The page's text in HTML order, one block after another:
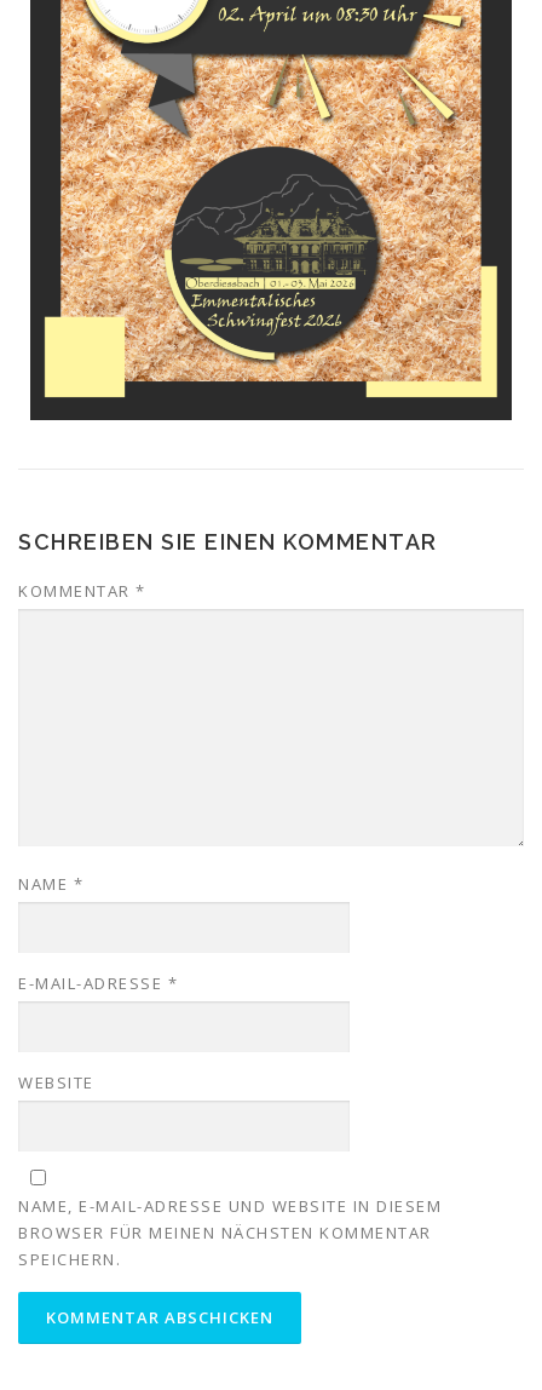
SCHREIBEN SIE EINEN KOMMENTAR
KOMMENTAR *
NAME *
E-MAIL-ADRESSE *
WEBSITE
NAME, E-MAIL-ADRESSE UND WEBSITE IN DIESEM
BROWSER FÜR MEINEN NÄCHSTEN KOMMENTAR
SPEICHERN.